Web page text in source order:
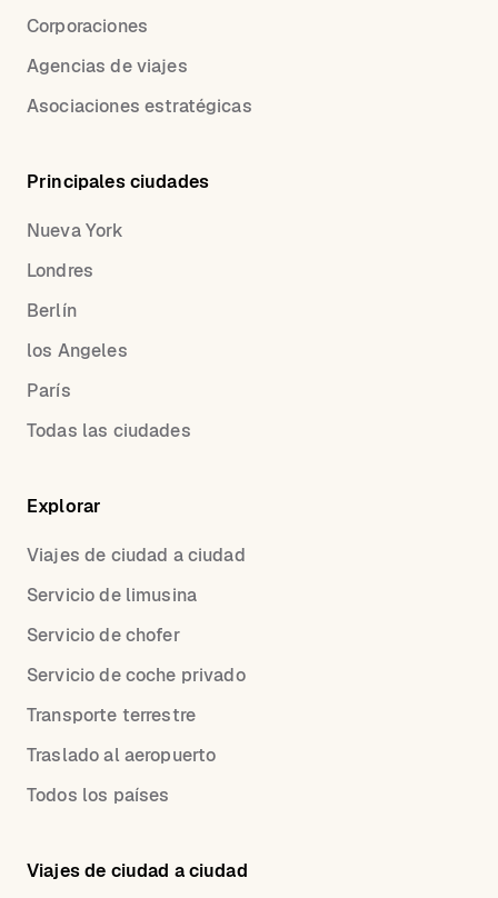
Corporaciones
Agencias de viajes
Asociaciones estratégicas
Principales ciudades
Nueva York
Londres
Berlín
los Angeles
París
Todas las ciudades
Explorar
Viajes de ciudad a ciudad
Servicio de limusina
Servicio de chofer
Servicio de coche privado
Transporte terrestre
Traslado al aeropuerto
Todos los países
Viajes de ciudad a ciudad